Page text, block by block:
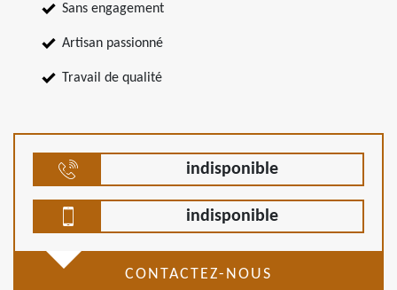
Sans engagement
Artisan passionné
Travail de qualité
indisponible
indisponible
CONTACTEZ-NOUS